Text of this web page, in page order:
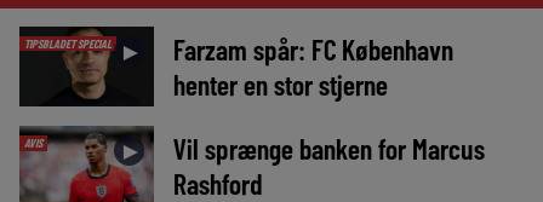
TIPSBLADET SPECIAL ►
Farzam spår: FC København
henter en stor stjerne
AVIS ►
Vil sprænge banken for Marcus
Rashford